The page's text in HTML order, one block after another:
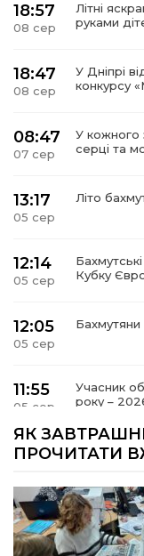
18:57
08 сер
Літні
руками
18:47
08 сер
У Дніпрі
конкурсу
08:47
07 сер
У кожного
серці та
13:17
05 сер
Літо
12:14
05 сер
Кубку
12:05
05 сер
Бахмутяни
11:55
05 сер
Учасник
року –
15:18
Мобільні
09:27
03 сер
ВПО
ЯК
ПРОЧИТАТИ